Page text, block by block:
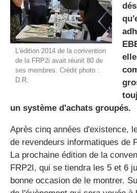
L'édition 2014 de la convention
de la FRP2i avait réunit 80 de
ses membres. Crédit photo :
D.R.
un système d'achats groupés.
Après cinq années d'existence,
de revendeurs informatiques de
La prochaine édition de la
FRP2I, qui se tiendra les 5 et 6
bonne occasion de le montrer.